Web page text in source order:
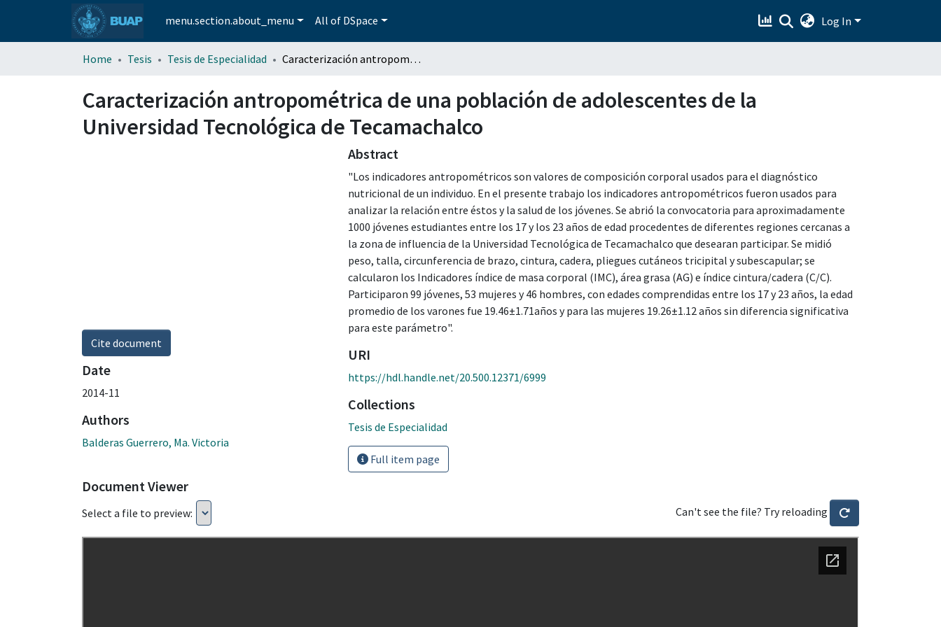
menu.section.about_menu All of DSpace Log In
Home Tesis Tesis de Especialidad Caracterización antropométrica de una población de adolescentes de la Universidad Tecnológica de Tecamachalco
Caracterización antropométrica de una población de adolescentes de la
Universidad Tecnológica de Tecamachalco
Cite document
Date
2014-11
Authors
Balderas Guerrero, Ma. Victoria
Abstract
"Los indicadores antropométricos son valores de composición corporal usados para el diagnóstico
nutricional de un individuo. En el presente trabajo los indicadores antropométricos fueron usados para
analizar la relación entre éstos y la salud de los jóvenes. Se abrió la convocatoria para aproximadamente
1000 jóvenes estudiantes entre los 17 y los 23 años de edad procedentes de diferentes regiones cercanas a
la zona de influencia de la Universidad Tecnológica de Tecamachalco que desearan participar. Se midió
peso, talla, circunferencia de brazo, cintura, cadera, pliegues cutáneos tricipital y subescapular; se
calcularon los Indicadores índice de masa corporal (IMC), área grasa (AG) e índice cintura/cadera (C/C).
Participaron 99 jóvenes, 53 mujeres y 46 hombres, con edades comprendidas entre los 17 y 23 años, la edad
promedio de los varones fue 19.46±1.71años y para las mujeres 19.26±1.12 años sin diferencia significativa
para este parámetro".
URI
https://hdl.handle.net/20.500.12371/6999
Collections
Tesis de Especialidad
Full item page
Document Viewer
Select a file to preview: Can't see the file? Try reloading